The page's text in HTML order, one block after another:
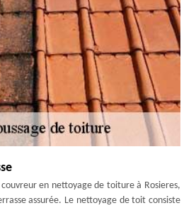
en nettoyage de toiture à Rosieres,
assurée. Le nettoyage de toit consiste